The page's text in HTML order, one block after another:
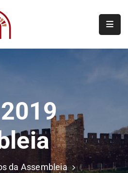
da Assembleia